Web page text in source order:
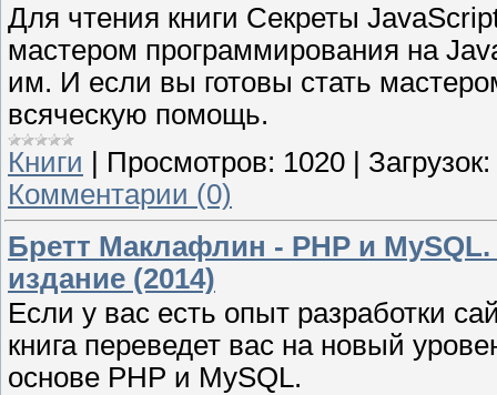
Для чтения книги Секреты
мастером программирования на
им. И если вы готовы стать
всяческую помощь.
Книги | Просмотров: 1020 | Загрузок:
Комментарии (0)
Бретт Маклафлин - PHP и
издание (2014)
Если у вас есть опыт разработки
книга переведет вас на новый
основе PHP и MySQL.